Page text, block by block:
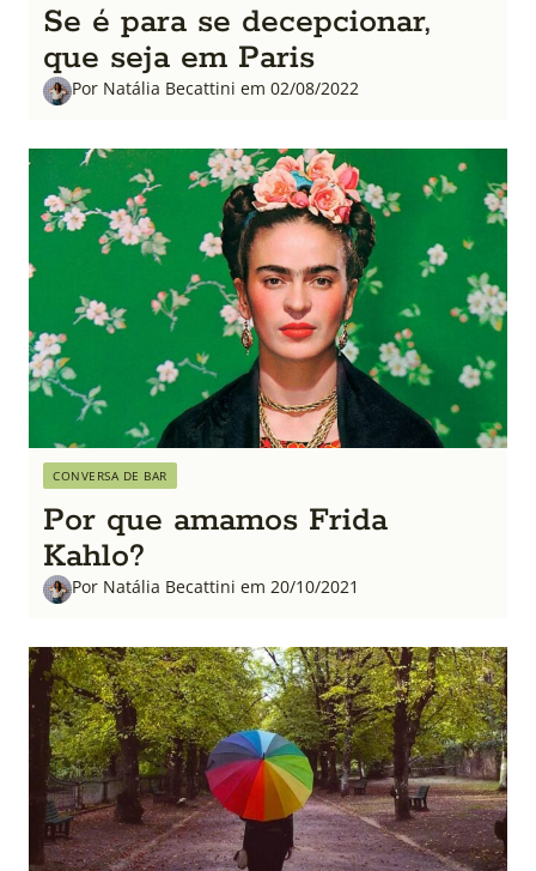
Se é para se decepcionar,
que seja em Paris
Por Natália Becattini em 02/08/2022
CONVERSA DE BAR
Por que amamos Frida
Kahlo?
Por Natália Becattini em 20/10/2021